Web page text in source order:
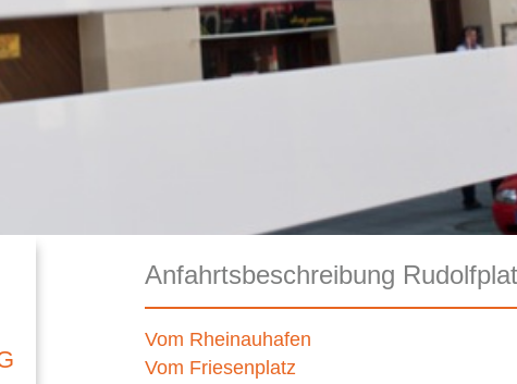
Anfahrtsbeschreibung
Vom Rheinauhafen
Vom Friesenplatz